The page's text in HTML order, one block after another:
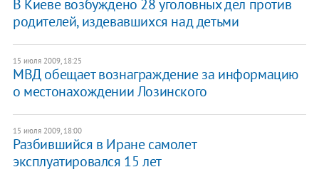
В Киеве возбуждено 28 уголовных дел против
родителей, издевавшихся над детьми
15 июля 2009, 18:25
МВД обещает вознаграждение за информацию
о местонахождении Лозинского
15 июля 2009, 18:00
Разбившийся в Иране самолет
эксплуатировался 15 лет